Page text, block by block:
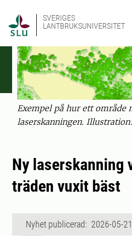
SVERIGES
LANTBRUKSUNIVERSITET
Exempel på hur ett område
laserskanningen.
Ny laserskanning
träden vuxit bäst
Nyhet publicerad: 2026-05-21